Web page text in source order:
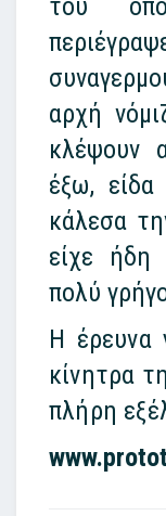
του
αρχή
κλέψουν
έξω,
κάλεσα
είχε ήδη
πολύ
Η έρευνα
κίνητρα
πλήρη